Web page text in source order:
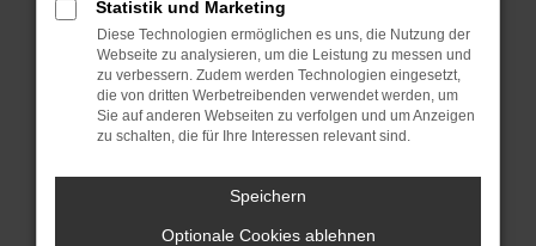
verhindern. Funktioniert die Seite in einem
anderen Browser oder in einem privaten
Fenster?
Starte dein Gerät neu.
vorübergehende Probleme zu beheben.
Statistik und Marketing
Diese Technologien ermöglichen es uns, die Nutzung der
Webseite zu analysieren, um die Leistung zu messen und
zu verbessern. Zudem werden Technologien eingesetzt,
die von dritten Werbetreibenden verwendet werden, um
Sie auf anderen Webseiten zu verfolgen und um Anzeigen
zu schalten, die für Ihre Interessen relevant sind.
Speichern
Optionale Cookies ablehnen